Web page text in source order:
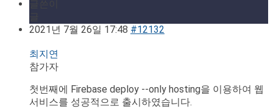
2021년 7월 26일 17:48 #12132
최지연
참가자
첫번째에 Firebase deploy --only hosting을 이용하여 웹
서비스를 성공적으로 출시하였습니다.